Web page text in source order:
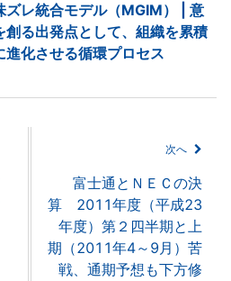
ズレ統合モデル（MGIM） | 意
創る出発点として、組織を累積
進化させる循環プロセス
次へ
富士通とＮＥＣの決
算 2011年度（平成23
年度）第２四半期と上
期（2011年4～9月）苦
戦、通期予想も下方修